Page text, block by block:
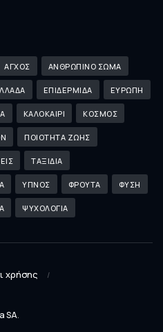
ΑΓΧΟΣ ΑΝΘΡΩΠΙΝΟ ΣΩΜΑ
ΕΠΙΔΕΡΜΙΔΑ ΕΥΡΩΠΗ
ΚΑΛΟΚΑΙΡΙ ΚΟΣΜΟΣ
ΠΟΙΟΤΗΤΑ ΖΩΗΣ
ΤΑΞΙΔΙΑ
ΥΠΝΟΣ ΦΡΟΥΤΑ ΦΥΣΗ
ΨΥΧΟΛΟΓΙΑ
χρήσης
SA.